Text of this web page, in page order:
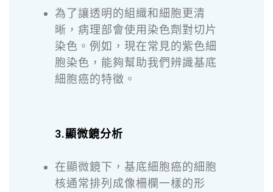
為了讓透明的組織和細胞更清
晰，病理部會使用染色劑對切片
染色。例如，現在常見的紫色細
胞染色，能夠幫助我們辨識基底
細胞癌的特徵。
3.顯微鏡分析
在顯微鏡下，基底細胞癌的細胞
核通常排列成像柵欄一樣的形